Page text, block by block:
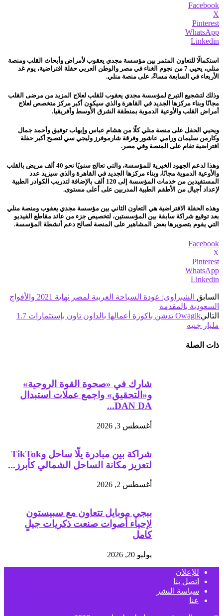
Facebook
X
Pinterest
WhatsApp
Linkedin
استكمالًا للتعاون المثمر بين مؤسسة مجدي يعقوب لأمراض وأبحاث القلب ومنصة
منلي، يحيي 7 من نجوم الغناء في مصر والوطن العربي حفلة افتراضية، يوم غد
الأربعاء في السابعة مساءً، على منصة منلي.
وذلك لتشجيع التبرع لمؤسسة مجدي يعقوب للقلب لعلاج المزيد من مرضى القلب
مجانًا وبناء مركزها الجديد في القاهرة والذي سيكون أكبر مركز متخصص لعلاج
أمراض القلب والأوعية الدموية بمنطقة الشرق الأوسط وأفريقيا.
ويحيي الحفل على منصة منلي كلًا من هشام عباس وإيهاب توفيق وأحمد جمال
وكارمن سليمان ورامي عاشور وفرقة شارموفرز وليجي سي لتصبح أكبر حفلة
افتراضية تقام على المنصة وفي مصر.
وهذا لدعم الجهود الخيرية للمؤسسة، والتي تعالج سنويًا نحو 40 ألف مريض بالقلب
والأوعية الدموية مجانًا، وبناء مركزها الجديد في القاهرة والذي سيزيد عدد
المستفيدين من خدمات المؤسسة إلى 120 ألف بالإضافة لتدريب الكوادر الطبية
لإعداد أجيال من الأطقم الطبية المدربين على أعلى مستوى.
وهذه الحفلة الافتراضية هي التعاون الثاني بين مؤسسة مجدي يعقوب ومنصة منلي
بعد توقيع شراكة سابقة بين المؤسستين، لتخصيص جزء من عائد مقاطع الفيديو
التي يقوم بتصويرها بعض المشاهير على المنصة لصالح دعم أنشطة المؤسسة.
Facebook
X
Pinterest
WhatsApp
Linkedin
السابق
الشبراوى: عودة السياحة العربية لمصر نهاية 2021 والأفواج
السعودية بالمقدمة
التالي
Owagik تدشن باكورة أعمالها بالداون تاون بإستثمارات 1.7
مليار جنيه
ذات الصلة
شارك في «صحوة القوة الروحية»
و«التحقيق» واجمع عملات استبدال
DAN DA...
أغسطس 3, 2026
شراكة بين مبادرة يلّا ساحل وTikTok
لتعزيز مكانة الساحل الشمالي كأبرز...
أغسطس 2, 2026
ببجي موبايل تتعاون مع سبيستون
لإحياء أصوات صنعت ذكريات جيلٍ
كامل
يوليو 20, 2026
للإعلان
اتصل بنا
سياسة النشر
عنا